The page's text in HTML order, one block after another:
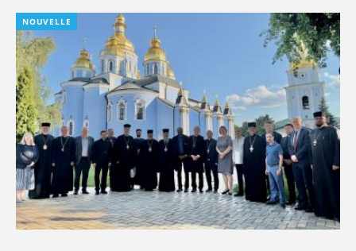
NOUVELLE